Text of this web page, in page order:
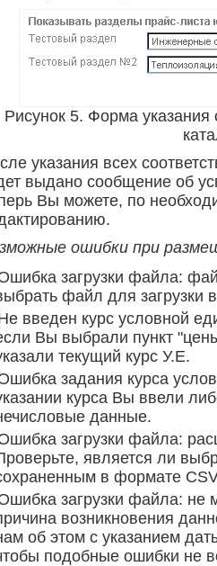
Рисунок 5. Форма указания
указания всех
выдано сообщение об
Вы можете, по
ошибки при
загрузки файла:
файл для загрузки
введен курс условной
Вы выбрали пункт
текущий курс У.Е.
задания курса
курса Вы ввели
данные.
загрузки файла:
является ли
в формате
загрузки файла: не
возникновения
об этом с указанием
подобные ошибки не